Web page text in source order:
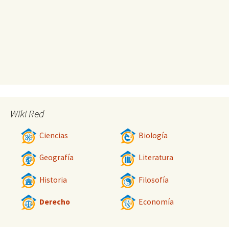
Wiki Red
Ciencias Biología
Geografía Literatura
Historia Filosofía
Derecho Economía